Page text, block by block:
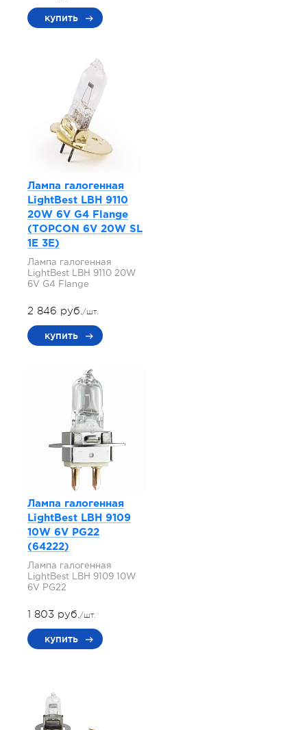
купить
Лампа галогенная
LightBest LBH 9110
20W 6V G4 Flange
(TOPCON 6V 20W SL
1E 3E)
Лампа галогенная
LightBest LBH 9110 20W
6V G4 Flange
2 846 руб./шт.
купить
Лампа галогенная
LightBest LBH 9109
10W 6V PG22
(64222)
Лампа галогенная
LightBest LBH 9109 10W
6V PG22
1 803 руб./шт.
купить